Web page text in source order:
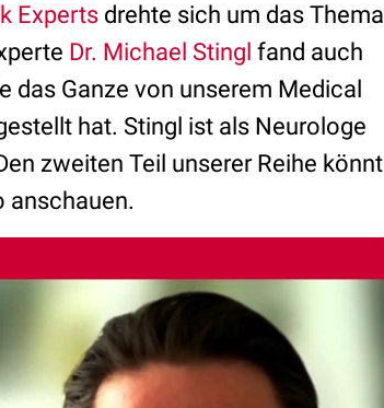
Experts drehte sich um das Thema
Dr. Michael Stingl fand auch
das Ganze von unserem Medical
hat. Stingl ist als Neurologe
zweiten Teil unserer Reihe könnt
anschauen.